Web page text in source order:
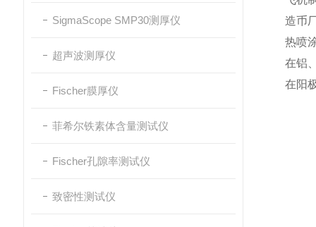
SigmaScope SMP30测厚仪
超声波测厚仪
Fischer膜厚仪
菲希尔铁素体含量测试仪
Fischer孔隙率测试仪
致密性测试仪
造币
热喷
在铝
在阳